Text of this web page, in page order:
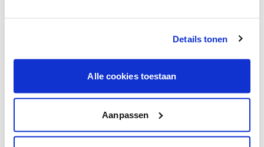
Details tonen
Alle cookies toestaan
Aanpassen
Obtenez des conseils personnalisés sur la
combinaison de couleurs.
Ces styles peuvent également vous plaire